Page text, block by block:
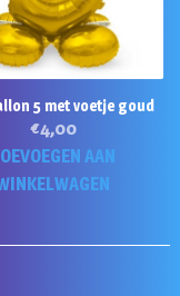
5 met voetje goud
€4,00
AAN